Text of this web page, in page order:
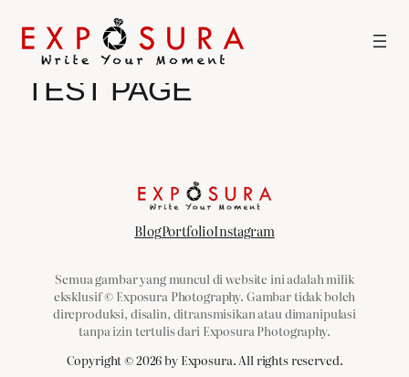
Skip
TEST PAGE
BlogPortfolioInstagram
Semua gambar yang muncul di website ini adalah milik
eksklusif © Exposura Photography. Gambar tidak boleh
direproduksi, disalin, ditransmisikan atau dimanipulasi
tanpa izin tertulis dari Exposura Photography.
Copyright ©2026by Exposura. All rights reserved.